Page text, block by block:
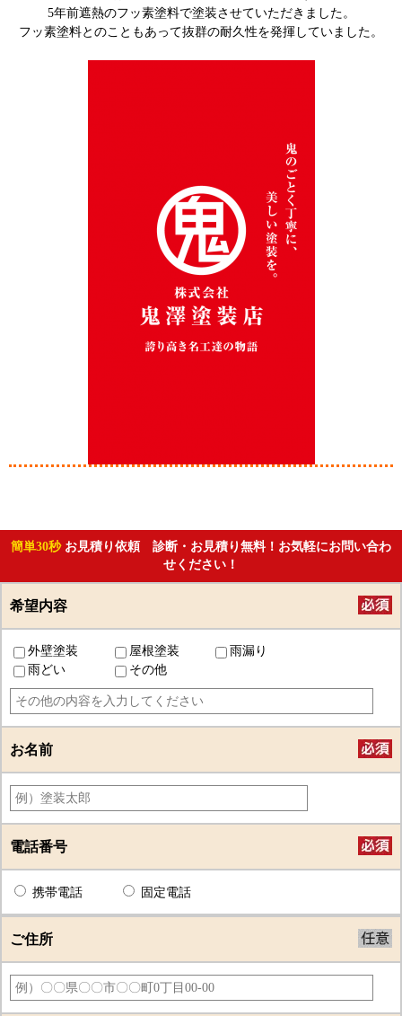
5年前遮熱のフッ素塗料で塗装させていただきました。
フッ素塗料とのこともあって抜群の耐久性を発揮していました。
簡単30秒 お見積り依頼 診断・お見積り無料！お気軽にお問い合わ
せください！
希望内容
外壁塗装 屋根塗装
雨漏り
雨どい
その他
お名前
電話番号
携帯電話 固定電話
ご住所